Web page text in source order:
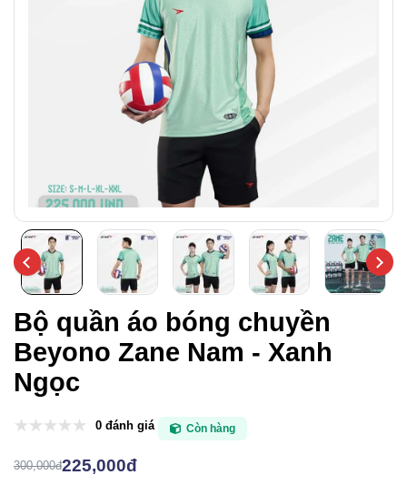
Bộ quần áo bóng chuyền
Beyono Zane Nam - Xanh
Ngọc
0 đánh giá Còn hàng
300,000đ225,000đ